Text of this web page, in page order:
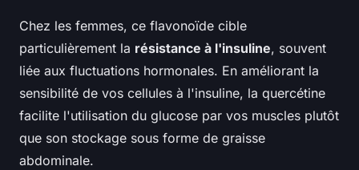
Chez les femmes, ce flavonoïde cible
particulièrement la résistance à l'insuline, souvent
liée aux fluctuations hormonales. En améliorant la
sensibilité de vos cellules à l'insuline, la quercétine
facilite l'utilisation du glucose par vos muscles plutôt
que son stockage sous forme de graisse
abdominale.